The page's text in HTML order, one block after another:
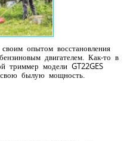
опытом восстановления
двигателем. Как-то в
триммер модели GT22GES
свою былую мощность.